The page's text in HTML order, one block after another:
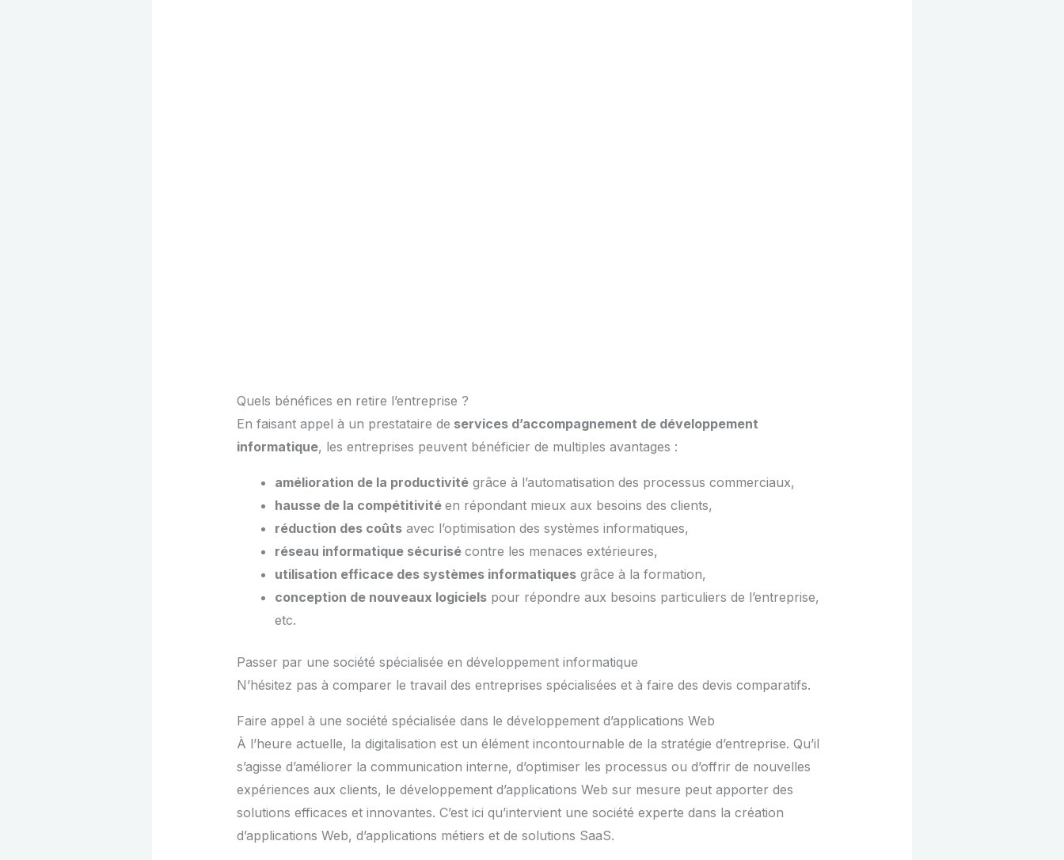
Quels bénéfices en retire l’entreprise ?
En faisant appel à un prestataire de services d’accompagnement de développement
informatique, les entreprises peuvent bénéficier de multiples avantages :
amélioration de la productivitégrâce à l’automatisation des processus commerciaux,
hausse de la compétitivité en répondant mieux aux besoins des clients,
réduction des coûtsavec l’optimisation des systèmes informatiques,
réseau informatique sécurisé contre les menaces extérieures,
utilisation efficace des systèmes informatiquesgrâce à la formation,
conception de nouveaux logicielspour répondre aux besoins particuliers de l’entreprise,
etc.
Passer par une société spécialisée en développement informatique
N’hésitez pas à comparer le travail des entreprises spécialisées et à faire des devis comparatifs.
Faire appel à une société spécialisée dans le développement d’applications Web
À l’heure actuelle, la digitalisation est un élément incontournable de la stratégie d’entreprise. Qu’il
s’agisse d’améliorer la communication interne, d’optimiser les processus ou d’offrir de nouvelles
expériences aux clients, le développement d’applications Web sur mesure peut apporter des
solutions efficaces et innovantes. C’est ici qu’intervient une société experte dans la création
d’applications Web, d’applications métiers et de solutions SaaS.